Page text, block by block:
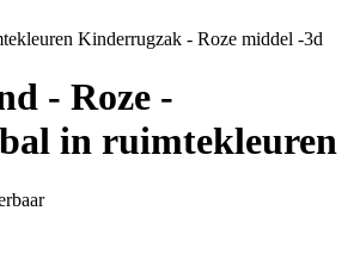
- Roze -
in ruimtekleuren